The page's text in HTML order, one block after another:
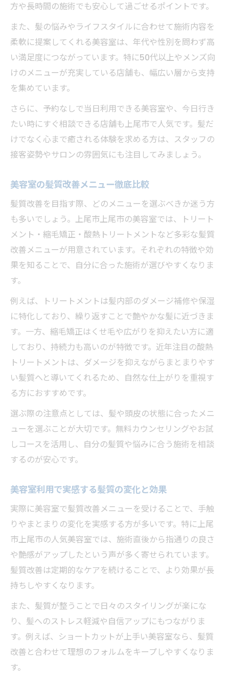
方や長時間の施術でも安心して過ごせるポイントです。
また、髪の悩みやライフスタイルに合わせて施術内容を
柔軟に提案してくれる美容室は、年代や性別を問わず高
い満足度につながっています。特に50代以上やメンズ向
けのメニューが充実している店舗も、幅広い層から支持
を集めています。
さらに、予約なしで当日利用できる美容室や、今日行き
たい時にすぐ相談できる店舗も上尾市で人気です。髪だ
けでなく心まで癒される体験を求める方は、スタッフの
接客姿勢やサロンの雰囲気にも注目してみましょう。
美容室の髪質改善メニュー徹底比較
髪質改善を目指す際、どのメニューを選ぶべきか迷う方
も多いでしょう。上尾市上尾市の美容室では、トリート
メント・縮毛矯正・酸熱トリートメントなど多彩な髪質
改善メニューが用意されています。それぞれの特徴や効
果を知ることで、自分に合った施術が選びやすくなりま
す。
例えば、トリートメントは髪内部のダメージ補修や保湿
に特化しており、繰り返すことで艶やかな髪に近づきま
す。一方、縮毛矯正はくせ毛や広がりを抑えたい方に適
しており、持続力も高いのが特徴です。近年注目の酸熱
トリートメントは、ダメージを抑えながらまとまりやす
い髪質へと導いてくれるため、自然な仕上がりを重視す
る方におすすめです。
選ぶ際の注意点としては、髪や頭皮の状態に合ったメニ
ューを選ぶことが大切です。無料カウンセリングやお試
しコースを活用し、自分の髪質や悩みに合う施術を相談
するのが安心です。
美容室利用で実感する髪質の変化と効果
実際に美容室で髪質改善メニューを受けることで、手触
りやまとまりの変化を実感する方が多いです。特に上尾
市上尾市の人気美容室では、施術直後から指通りの良さ
や艶感がアップしたという声が多く寄せられています。
髪質改善は定期的なケアを続けることで、より効果が長
持ちしやすくなります。
また、髪質が整うことで日々のスタイリングが楽にな
り、髪へのストレス軽減や自信アップにもつながりま
す。例えば、ショートカットが上手い美容室なら、髪質
改善と合わせて理想のフォルムをキープしやすくなりま
す。